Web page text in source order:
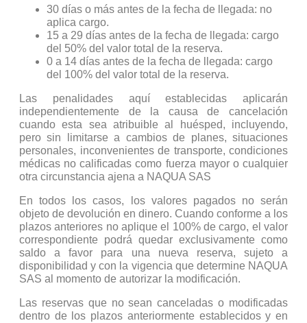
30 días o más antes de la fecha de llegada: no
aplica cargo.
15 a 29 días antes de la fecha de llegada: cargo
del 50% del valor total de la reserva.
0 a 14 días antes de la fecha de llegada: cargo
del 100% del valor total de la reserva.
Las penalidades aquí establecidas aplicarán
independientemente de la causa de cancelación
cuando esta sea atribuible al huésped, incluyendo,
pero sin limitarse a cambios de planes, situaciones
personales, inconvenientes de transporte, condiciones
médicas no calificadas como fuerza mayor o cualquier
otra circunstancia ajena a NAQUA SAS
En todos los casos, los valores pagados no serán
objeto de devolución en dinero. Cuando conforme a los
plazos anteriores no aplique el 100% de cargo, el valor
correspondiente podrá quedar exclusivamente como
saldo a favor para una nueva reserva, sujeto a
disponibilidad y con la vigencia que determine NAQUA
SAS al momento de autorizar la modificación.
Las reservas que no sean canceladas o modificadas
dentro de los plazos anteriormente establecidos y en